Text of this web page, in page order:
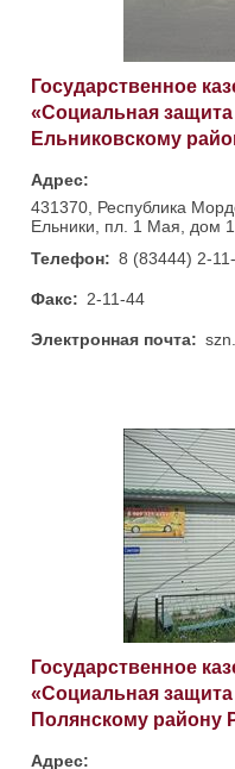
Государственное
«Социальная
Ельниковскому
Адрес:
431370, Республика
Ельники, пл. 1 Мая, дом
Телефон: 8 (83444) 2-
Факс: 2-11-44
Электронная почта:
Государственное
«Социальная
Полянскому району
Адрес: